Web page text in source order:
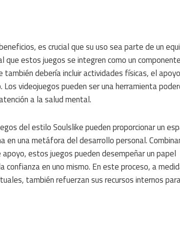
es crucial que su uso sea parte de un
que estos juegos se integren como un
debería incluir actividades físicas, el
videojuegos pueden ser una herramienta
a la salud mental.
del estilo Soulslike pueden proporcionar un
una metáfora del desarrollo personal.
estos juegos pueden desempeñar un papel
en uno mismo. En este proceso, a
también refuerzan sus recursos internos